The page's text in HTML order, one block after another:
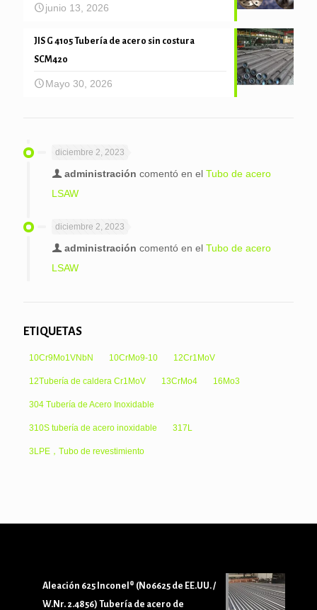
junio 13, 2026
JIS G 4105 Tubería de acero sin costura
SCM420
Mayo 30, 2026
diciembre 2, 2023
administración comentó en el Tubo de acero
LSAW
diciembre 2, 2023
administración comentó en el Tubo de acero
LSAW
ETIQUETAS
10Cr9Mo1VNbN 10CrMo9-10 12Cr1MoV
12Tubería de caldera Cr1MoV 13CrMo4 16Mo3
304 Tubería de Acero Inoxidable
310S tubería de acero inoxidable 317L
3LPE，Tubo de revestimiento
Aleación 625 Inconel® (N06625 de EE.UU. /
W.Nr. 2.4856) Tubería de acero de